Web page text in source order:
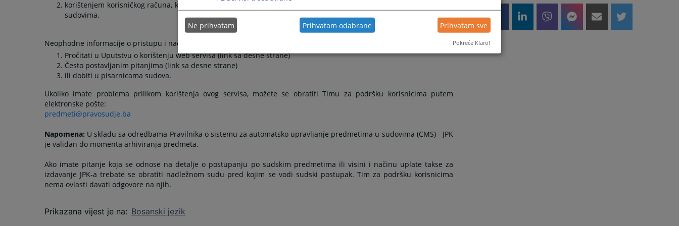
korištenjem korisničkog računa, koji je posebno koristan za advokate i stranke koje imaju veći broj predmeta pred
sudovima.
Neophodne informacije o pristupu i načinima pregleda podataka, korisnici servisa mogu:
Pročitati u Uputstvu o korištenju web servisa (link sa desne strane)
Često postavljanim pitanjima (link sa desne strane)
ili dobiti u pisarnicama sudova.
Ukoliko imate problema prilikom korištenja ovog servisa, možete se obratiti Timu za podršku korisnicima putem
elektronske pošte:
predmeti@pravosudje.ba
Napomena: U skladu sa odredbama Pravilnika o sistemu za automatsko upravljanje predmetima u sudovima (CMS) - JPK
je validan do momenta arhiviranja predmeta.
Ako imate pitanje koja se odnose na detalje o postupanju po sudskim predmetima ili visini i načinu uplate takse za
izdavanje JPK-a trebate se obratiti nadležnom sudu pred kojim se vodi sudski postupak. Tim za podršku korisnicima
nema ovlasti davati odgovore na njih.
Prikazana vijest je na: Bosanski jezik
Ne prihvatam Prihvatam odabrane Prihvatam sve
Pokreće Klaro!